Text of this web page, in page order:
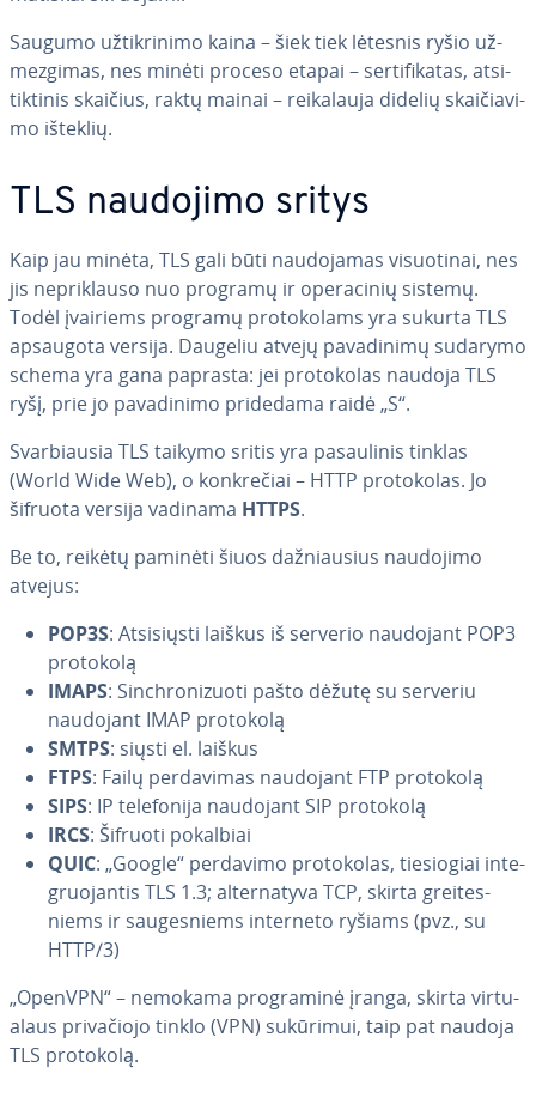
Saugumo už­tik­ri­ni­mo kaina – šiek tiek lėtesnis ryšio už­
mez­gi­mas, nes minėti proceso etapai – ser­ti­fi­ka­tas, at­si­
tik­ti­nis skaičius, raktų mainai – rei­ka­lau­ja didelių skai­čia­vi­
mo išteklių.
TLS naudojimo sritys
Kaip jau minėta, TLS gali būti nau­do­ja­mas vi­suo­ti­nai, nes
jis ne­pri­klau­so nuo programų ir ope­ra­ci­nių sistemų.
Todėl įvairiems programų pro­to­ko­lams yra sukurta TLS
apsaugota versija. Daugeliu atvejų pa­va­di­ni­mų sudarymo
schema yra gana paprasta: jei pro­to­ko­las naudoja TLS
ryšį, prie jo pa­va­di­ni­mo pridedama raidė „S“.
Svar­biau­sia TLS taikymo sritis yra pa­sau­li­nis tinklas
(World Wide Web), o konk­re­čiai – HTTP pro­to­ko­las. Jo
šifruota versija vadinama HTTPS.
Be to, reikėtų paminėti šiuos daž­niau­sius naudojimo
atvejus:
POP3S: At­si­siųs­ti laiškus iš serverio naudojant POP3
protokolą
IMAPS: Sin­ch­ro­ni­zuo­ti pašto dėžutę su serveriu
naudojant IMAP protokolą
SMTPS: siųsti el. laiškus
FTPS: Failų per­da­vi­mas naudojant FTP protokolą
SIPS: IP te­le­fo­ni­ja naudojant SIP protokolą
IRCS: Šifruoti pokalbiai
QUIC: „Google“ perdavimo pro­to­ko­las, tie­sio­giai in­te­
gruo­jan­tis TLS 1.3; al­ter­na­ty­va TCP, skirta grei­tes­
niems ir sau­ges­niems interneto ryšiams (pvz., su
HTTP/3)
„OpenVPN“ – nemokama prog­ra­mi­nė įranga, skirta vir­tu­
alaus pri­va­čio­jo tinklo (VPN) sukūrimui, taip pat naudoja
TLS protokolą.